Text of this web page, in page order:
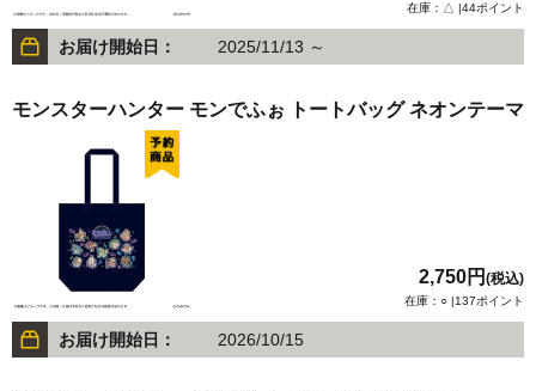
在庫：△ |44ポイント
お届け開始日： 2025/11/13 ～
モンスターハンター モンでふぉ トートバッグ ネオンテーマ
2,750円 (税込)
在庫：○ |137ポイント
お届け開始日： 2026/10/15